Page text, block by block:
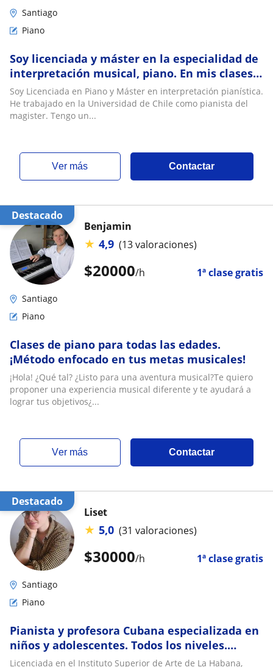
Santiago
Piano
Soy licenciada y máster en la especialidad de
interpretación musical, piano. En mis clases
aprenderás teoría, repertorio, técnica,
musicalidad y desenvolvimiento musical
Soy Licenciada en Piano y Máster en interpretación pianística.
He trabajado en la Universidad de Chile como pianista del
magister. Tengo un...
ver más Contactar
Destacado
$20000/h 1ª clase gratis
Benjamin
★ 4,9 (13 valoraciones)
Santiago
Piano
Clases de piano para todas las edades.
¡Método enfocado en tus metas musicales!
¡Hola! ¿Qué tal? ¿Listo para una aventura musical?Te quiero
proponer una experiencia musical diferente y te ayudará a
lograr tus objetivos¿...
ver más Contactar
Destacado
$30000/h 1ª clase gratis
Liset
★ 5,0 (31 valoraciones)
Santiago
Piano
Pianista y profesora Cubana especializada en
niños y adolescentes. Todos los niveles.
Clases de Piano, Solfeo y Teoría Musical a
Licenciada en el Instituto Superior de Arte de La Habana,